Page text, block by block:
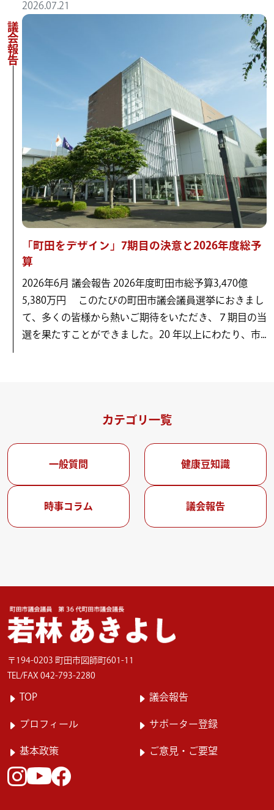
2026.07.21
議会報告
「町田をデザイン」7期目の決意と2026年度総予
算
2026年6月 議会報告 2026年度町田市総予算3,470億
5,380万円 このたびの町田市議会議員選挙におきまし
て、多くの皆様から熱いご期待をいただき、７期目の当
選を果たすことができました。20 年以上にわたり、市...
カテゴリ一覧
一般質問 健康豆知識
時事コラム 議会報告
〒194-0203 町田市図師町601-11
TEL/FAX 042-793-2280
TOP 議会報告
プロフィール サポーター登録
基本政策 ご意見・ご要望